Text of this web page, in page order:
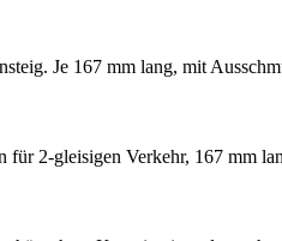
Je 167 mm lang, mit
für 2-glei­sigen Verkehr, 167 mm